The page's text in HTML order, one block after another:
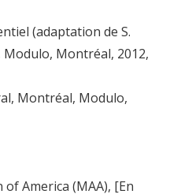
(adaptation de S.
Montréal, 2012,
Montréal, Modulo,
America (MAA), [En